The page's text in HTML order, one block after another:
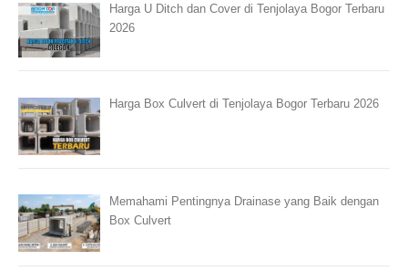
Harga U Ditch dan Cover di Tenjolaya Bogor Terbaru
2026
Harga Box Culvert di Tenjolaya Bogor Terbaru 2026
Memahami Pentingnya Drainase yang Baik dengan
Box Culvert